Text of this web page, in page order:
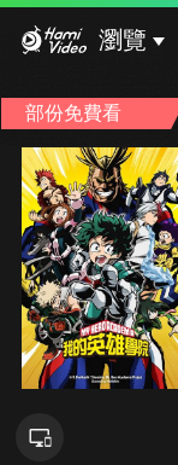
瀏覽
部份免費看